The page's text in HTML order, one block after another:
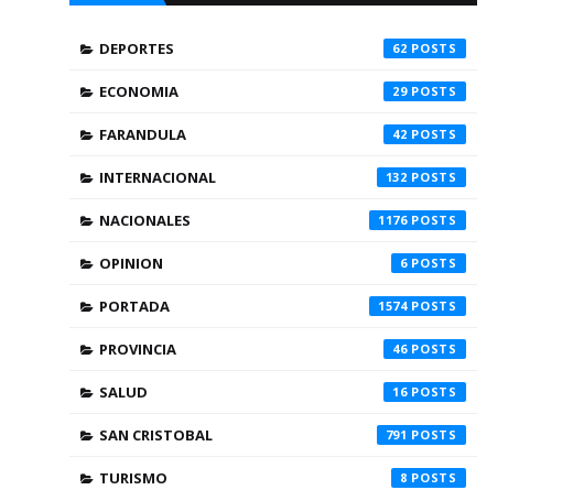
DEPORTES 62
ECONOMIA 29
FARANDULA 42
INTERNACIONAL 132
NACIONALES 1176
OPINION 6
PORTADA 1574
PROVINCIA 46
SALUD 16
SAN CRISTOBAL 791
TURISMO 8